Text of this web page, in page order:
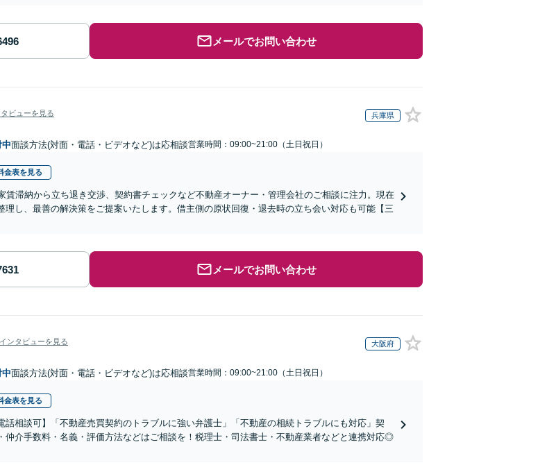
メールでお問い合わせ
ビューを見る 兵庫県
面談方法(対面・電話・ビデオなど)は応相談営業時間：09:00~21:00（土日祝日）
金表を見る
賃滞納から立ち退き交渉、契約書チェックなど不動産オーナー・管理会社のご相談に注力。現在
理し、最善の解決策をご提案いたします。借主側の原状回復・退去時の立ち会い対応も可能【三
メールでお問い合わせ
インタビューを見る 大阪府
面談方法(対面・電話・ビデオなど)は応相談営業時間：09:00~21:00（土日祝日）
金表を見る
話相談可】「不動産売買契約のトラブルに強い弁護士」「不動産の相続トラブルにも対応」契
仲介手数料・名義・評価方法などはご相談を！税理士・司法書士・不動産業者などと連携対応◎